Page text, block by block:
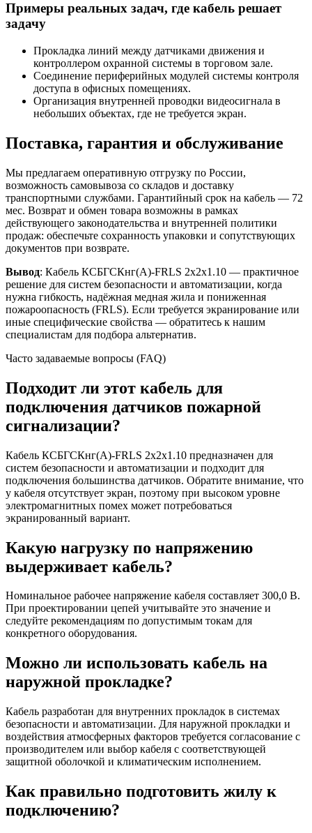
Примеры реальных задач, где кабель решает
задачу
Прокладка линий между датчиками движения и
контроллером охранной системы в торговом зале.
Соединение периферийных модулей системы контроля
доступа в офисных помещениях.
Организация внутренней проводки видеосигнала в
небольших объектах, где не требуется экран.
Поставка, гарантия и обслуживание
Мы предлагаем оперативную отгрузку по России,
возможность самовывоза со складов и доставку
транспортными службами. Гарантийный срок на кабель — 72
мес. Возврат и обмен товара возможны в рамках
действующего законодательства и внутренней политики
продаж: обеспечьте сохранность упаковки и сопутствующих
документов при возврате.
Вывод: Кабель КСБГСКнг(А)-FRLS 2х2х1.10 — практичное
решение для систем безопасности и автоматизации, когда
нужна гибкость, надёжная медная жила и пониженная
пожароопасность (FRLS). Если требуется экранирование или
иные специфические свойства — обратитесь к нашим
специалистам для подбора альтернатив.
Часто задаваемые вопросы (FAQ)
Подходит ли этот кабель для
подключения датчиков пожарной
сигнализации?
Кабель КСБГСКнг(А)-FRLS 2х2х1.10 предназначен для
систем безопасности и автоматизации и подходит для
подключения большинства датчиков. Обратите внимание, что
у кабеля отсутствует экран, поэтому при высоком уровне
электромагнитных помех может потребоваться
экранированный вариант.
Какую нагрузку по напряжению
выдерживает кабель?
Номинальное рабочее напряжение кабеля составляет 300,0 В.
При проектировании цепей учитывайте это значение и
следуйте рекомендациям по допустимым токам для
конкретного оборудования.
Можно ли использовать кабель на
наружной прокладке?
Кабель разработан для внутренних прокладок в системах
безопасности и автоматизации. Для наружной прокладки и
воздействия атмосферных факторов требуется согласование с
производителем или выбор кабеля с соответствующей
защитной оболочкой и климатическим исполнением.
Как правильно подготовить жилу к
подключению?